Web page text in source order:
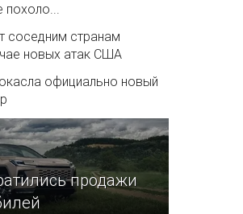
похоло...
соседним странам
новых атак США
официально новый
продажи